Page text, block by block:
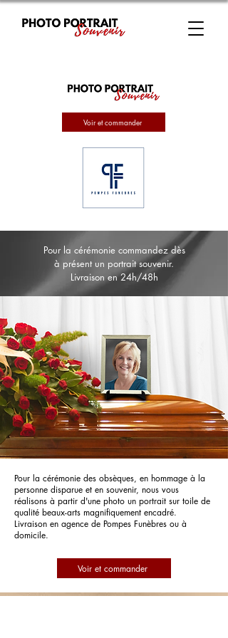
Voir et commander
Pour la cérémonie commandez dès
à présent un portrait souvenir.
Livraison en 24h/48h
Pour la cérémonie des obsèques, en hommage à la
personne disparue et en souvenir, nous vous
réalisons à partir d'une photo un portrait sur toile de
qualité beaux-arts magnifiquement encadré.
Livraison en agence de Pompes Funèbres ou à
domicile.
Voir et commander